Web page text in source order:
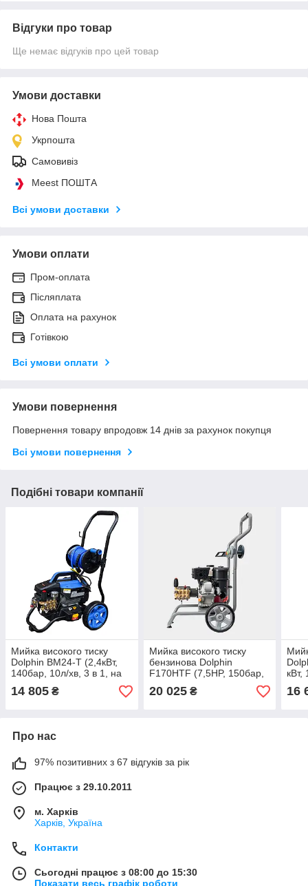
Відгуки про товар
Ще немає відгуків про цей товар
Умови доставки
Нова Пошта
Укрпошта
Самовивіз
Meest ПОШТА
Всі умови доставки
Умови оплати
Пром-оплата
Післяплата
Оплата на рахунок
Готівкою
Всі умови оплати
Умови повернення
Повернення товару впродовж 14 днів за рахунок покупця
Всі умови повернення
Подібні товари компанії
Мийка високого тиску
Dolphin BM24-T (2,4кВт,
140бар, 10л/хв, 3 в 1, на
колесах, настінне кріпл.,
котушка зі шлангом 15м)
14 805 ₴
Мийка високого тиску
бензинова Dolphin
F170HTF (7,5HP, 150бар,
15 л/хв,)
20 025₴
кВт,
16
Про нас
97% позитивних з 67 відгуків за рік
Працює з 29.10.2011
м. Харків
Харків, Україна
Контакти
Сьогодні працює з 08:00 до 15:30
Показати весь графік роботи